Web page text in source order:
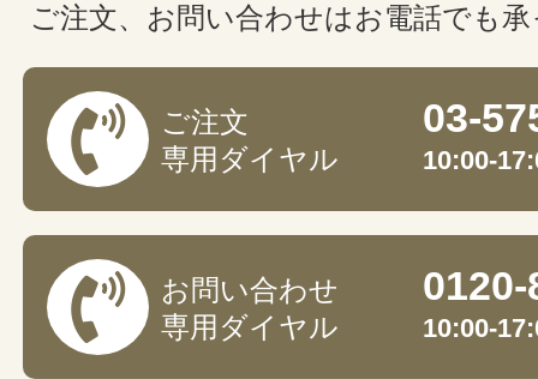
ご注文、お問い合わせはお電話でも
ご注文
専用ダイヤル
03-
10:00-
お問い合わせ
専用ダイヤル
10:00-